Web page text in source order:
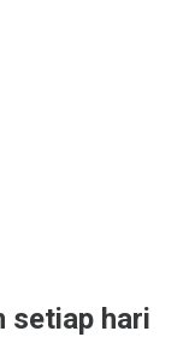
setiap hari